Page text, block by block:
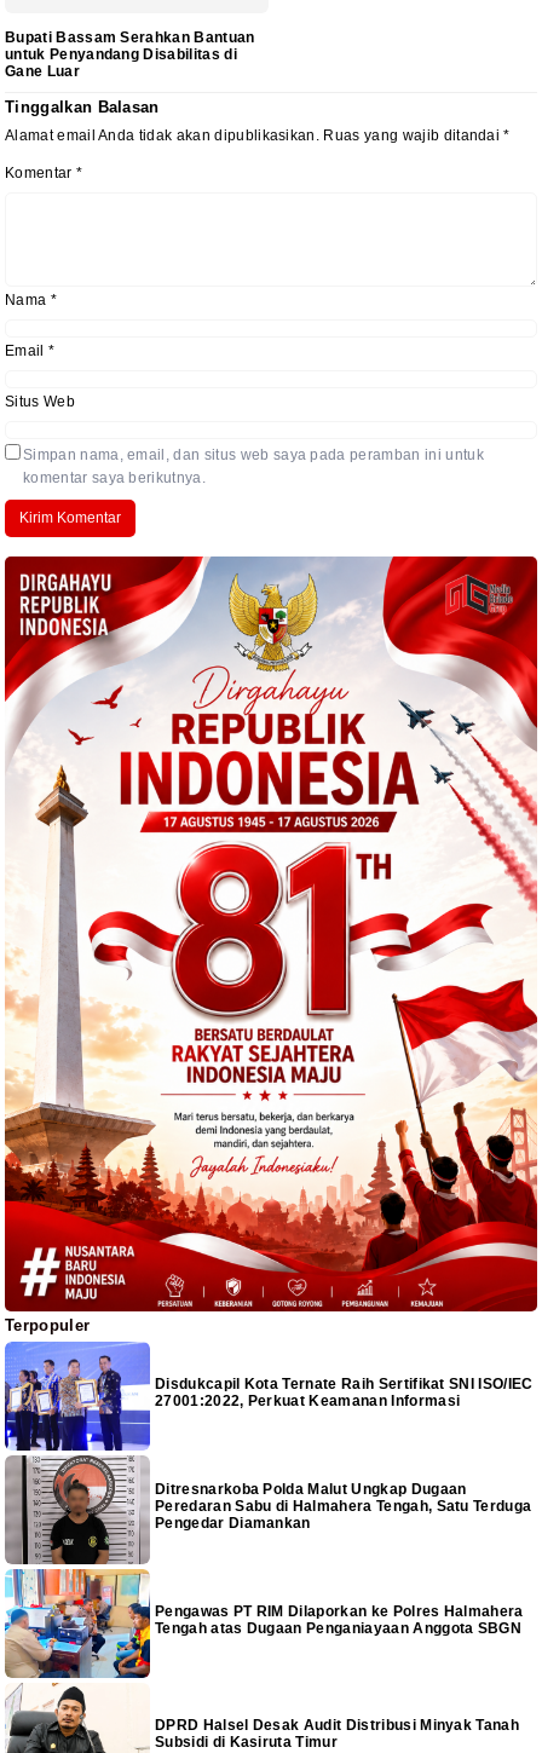
Bupati Bassam Serahkan Bantuan
untuk Penyandang Disabilitas di
Gane Luar
Tinggalkan Balasan
Alamat email Anda tidak akan dipublikasikan. Ruas yang wajib ditandai*
Komentar *
Nama *
Email *
Situs Web
Simpan nama, email, dan situs web saya pada peramban ini untuk
komentar saya berikutnya.
Terpopuler
Disdukcapil Kota Ternate Raih Sertifikat SNI ISO/IEC
27001:2022, Perkuat Keamanan Informasi
Ditresnarkoba Polda Malut Ungkap Dugaan
Peredaran Sabu di Halmahera Tengah, Satu Terduga
Pengedar Diamankan
Pengawas PT RIM Dilaporkan ke Polres Halmahera
Tengah atas Dugaan Penganiayaan Anggota SBGN
DPRD Halsel Desak Audit Distribusi Minyak Tanah
Subsidi di Kasiruta Timur